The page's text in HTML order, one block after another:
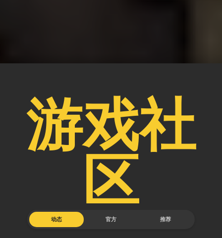
游戏社
区
动态 官方 推荐